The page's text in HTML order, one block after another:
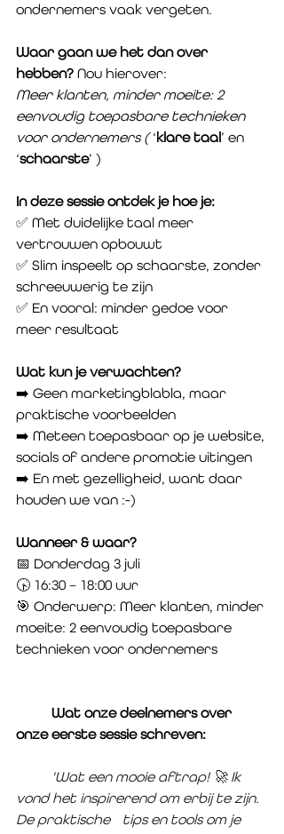
ondernemers vaak vergeten.
Waar gaan we het dan over
hebben? Nou hierover:
Meer klanten, minder moeite: 2
eenvoudig toepasbare technieken
voor ondernemers ( ‘klare taal’ en
‘schaarste’ )
In deze sessie ontdek je hoe je:
✅ Met duidelijke taal meer
vertrouwen opbouwt
✅ Slim inspeelt op schaarste, zonder
schreeuwerig te zijn
✅ En vooral: minder gedoe voor
meer resultaat
Wat kun je verwachten?
➡️ Geen marketingblabla, maar
praktische voorbeelden
➡️ Meteen toepasbaar op je website,
socials of andere promotie uitingen
➡️ En met gezelligheid, want daar
houden we van :-)
Wanneer & waar?
📅 Donderdag 3 juli
🕟 16:30 – 18:00 uur
🎯 Onderwerp: Meer klanten, minder
moeite: 2 eenvoudig toepasbare
technieken voor ondernemers
onze eerste sessie schreven:
vond het inspirerend om erbij te zijn.
De praktische 	tips en tools om je